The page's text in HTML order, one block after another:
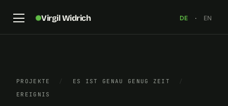
Virgil Widrich DE · EN
PROJEKTE / ES IST GENAU GENUG ZEIT
/
EREIGNIS